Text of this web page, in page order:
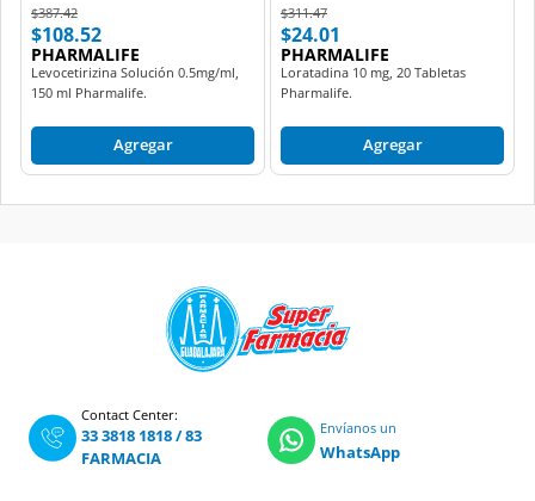
Price reduced from
$387.42to
$108.52
PHARMALIFE
Levocetirizina Solución 0.5mg/ml,
150 ml Pharmalife.
Agregar
Price reduced from
$311.47to
$24.01
PHARMALIFE
Loratadina 10 mg, 20 Tabletas
Pharmalife.
Agregar
Contact Center:
33 3818 1818/83
FARMACIA
Envíanos un
WhatsApp